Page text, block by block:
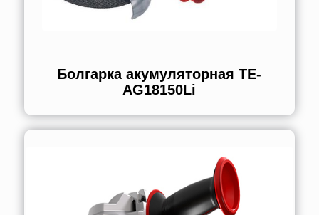
Болгарка акумуляторная TE-
AG18150Li